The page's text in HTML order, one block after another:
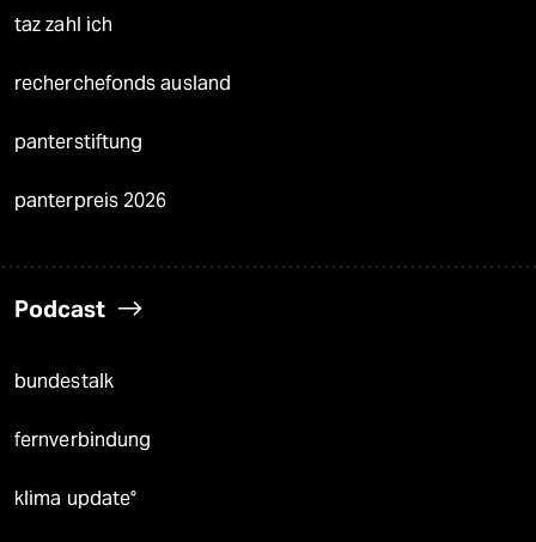
taz zahl ich
recherchefonds ausland
panterstiftung
panterpreis 2026
Podcast
bundestalk
fernverbindung
klima update°